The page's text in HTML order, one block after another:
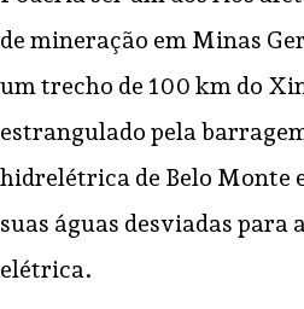
de mineração em Minas
um trecho de 100 km do
estrangulado pela
hidrelétrica de Belo Monte
suas águas desviadas para
elétrica.